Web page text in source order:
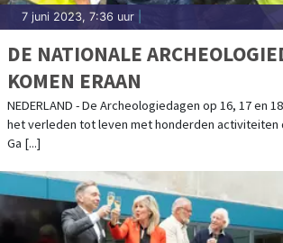
7 juni 2023, 7:36 uur
DE NATIONALE
KOMEN ERAAN
NEDERLAND - De Archeologiedagen op 16, 17 en
het verleden tot leven met honderden activiteiten
Ga [...]